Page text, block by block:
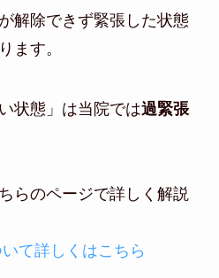
解除できず緊張した状態
ます。
状態」は当院では過緊張
らのページで詳しく解説
て詳しくはこちら